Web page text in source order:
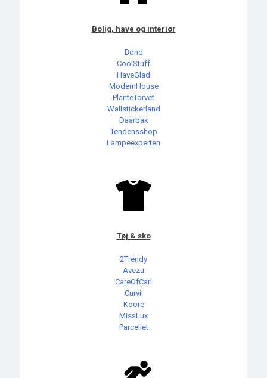
Bolig, have og interiør
Bond
CoolStuff
HaveGlad
ModernHouse
PlanteTorvet
Wallstickerland
Daarbak
Tendensshop
Lampeexperten
Tøj & sko
2Trendy
Avezu
CareOfCarl
Curvii
Koore
MissLux
Parcellet